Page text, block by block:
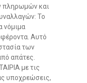
πληρωμών και
Το
νόμιμα
Αυτό
των
απάτες.
με τις
υποχρεώσεις,